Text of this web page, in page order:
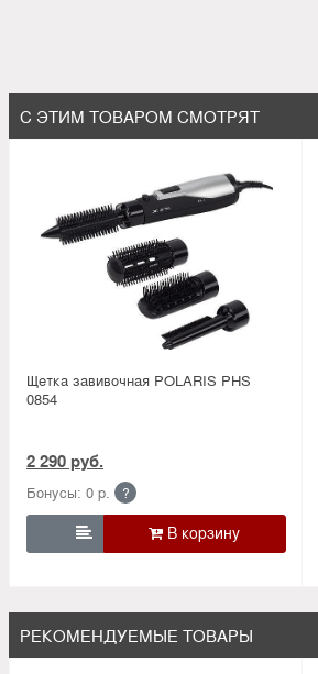
С ЭТИМ ТОВАРОМ СМОТРЯТ
Щетка завивочная POLARIS PHS
0854
2 290 руб.
Бонусы: 0 р. ?

РЕКОМЕНДУЕМЫЕ ТОВАРЫ